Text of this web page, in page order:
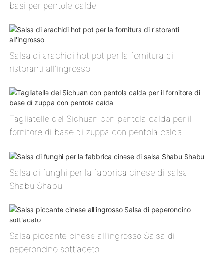
basi per pentole calde
Salsa di arachidi hot pot per la fornitura di
ristoranti all'ingrosso
Tagliatelle del Sichuan con pentola calda per il
fornitore di base di zuppa con pentola calda
Salsa di funghi per la fabbrica cinese di salsa
Shabu Shabu
Salsa piccante cinese all'ingrosso Salsa di
peperoncino sott'aceto